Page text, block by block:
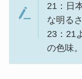
21：日
な明るさ
23：21
の色味。